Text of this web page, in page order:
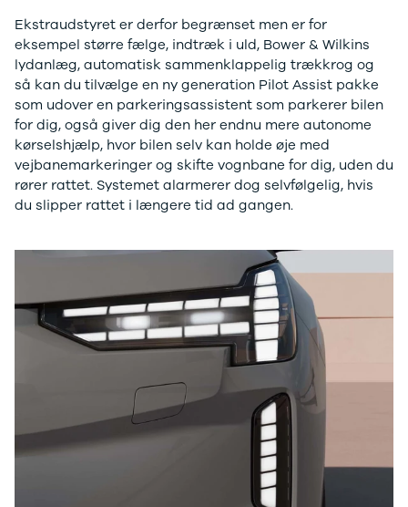
Privatleasing
Tilbud
CX-30
Anmeldelser
Privatleasing
Tilbud
CX-5
Modeller
Privatleasing
Tilbud
Anmeldelser
CX-80
Modeller
Anmeldelser
Modeller
Anmeldelser
CX-60
Mercedes
Se alle
Mercedes
Elbil
SUV
Stationcar
A-Klasse
A180 d
A200
B180 d
B200
B200 d
C-Klasse
C200
C250
C300 e
C350 e
Ekstraudstyret er derfor begrænset men er for
eksempel større fælge, indtræk i uld, Bower & Wilkins
lydanlæg, automatisk sammenklappelig trækkrog og
så kan du tilvælge en ny generation Pilot Assist pakke
som udover en parkeringsassistent som parkerer bilen
for dig, også giver dig den her endnu mere autonome
kørselshjælp, hvor bilen selv kan holde øje med
vejbanemarkeringer og skifte vognbane for dig, uden du
rører rattet. Systemet alarmerer dog selvfølgelig, hvis
du slipper rattet i længere tid ad gangen.